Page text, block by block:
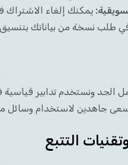
يمكنك إلغاء الاشتراك
طلب نسخة من بياناتك بتنسيق
ونستخدم تدابير قياسية
التتبع